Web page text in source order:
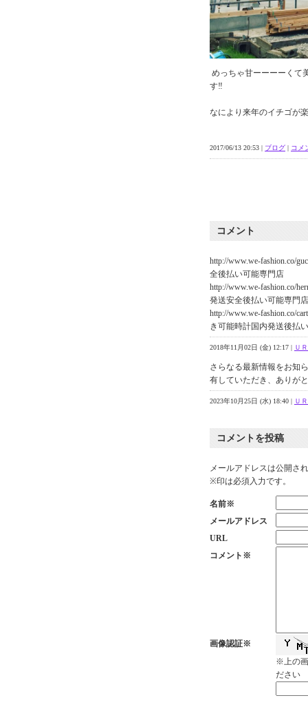
めっちゃ甘ーーーーくて
す‼︎
なにより来年のイチゴが
2017/06/13 20:53 | ブログ | コメ
コメント
http://www.we-fashion.co/
全後払い可能専門店
http://www.we-fashion.co/
発送安全後払い可能専門店
http://www.we-fashion.co/
き可能時計国内発送後払
2018年11月02日 (金) 12:17 | Ｕ
さらなる最新情報をお知
有していただき、ありが
2023年10月25日 (水) 18:40 | Ｕ
コメントを投稿
メールアドレスは公開さ
※印は必須入力です。
名前※
メールアドレス
URL
コメント※
画像認証※
※上の
ださい